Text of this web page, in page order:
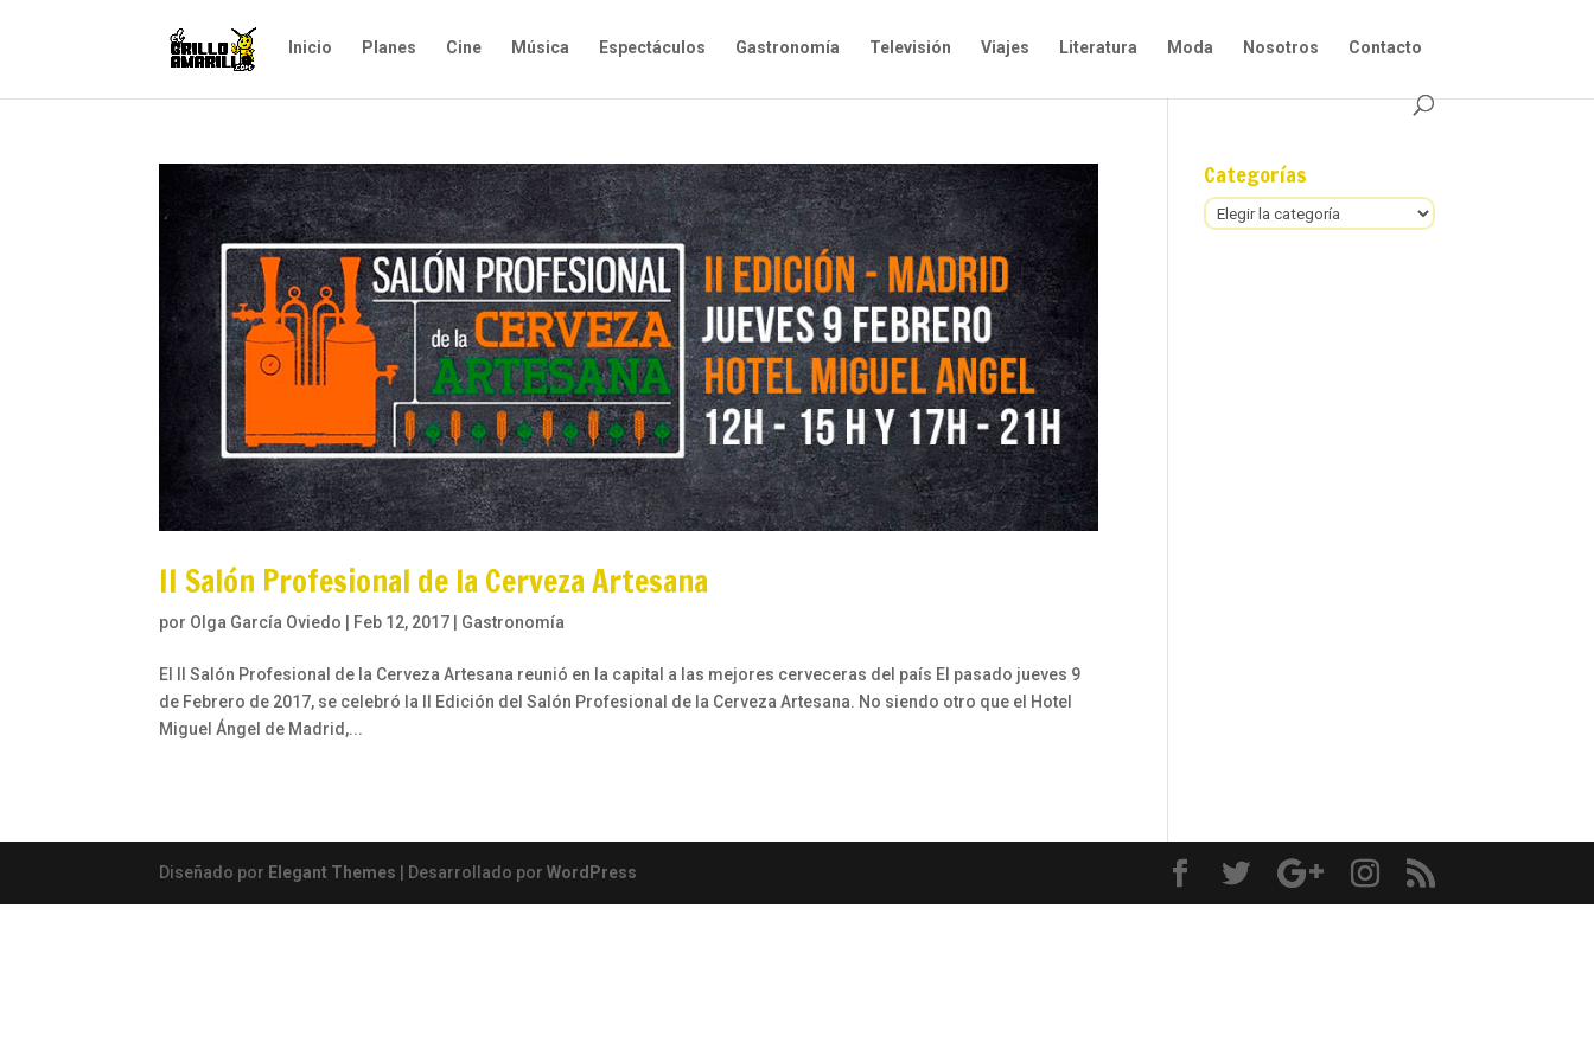
Inicio Planes Cine Música Espectáculos Gastronomía Televisión Viajes Literatura Moda Nosotros Contacto
II Salón Profesional de la Cerveza Artesana
por Olga García Oviedo | Feb 12, 2017 | Gastronomía
El II Salón Profesional de la Cerveza Artesana reunió en la capital a las mejores cerveceras del país El pasado jueves 9
de Febrero de 2017, se celebró la II Edición del Salón Profesional de la Cerveza Artesana. No siendo otro que el Hotel
Miguel Ángel de Madrid,...
Categorías
Categorías
Diseñado por Elegant Themes | Desarrollado porWordPress